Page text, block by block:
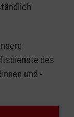
des
und -